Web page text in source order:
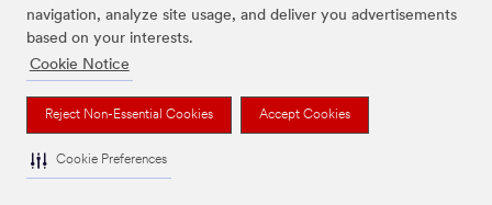
navigation, analyze site usage, and deliver you advertisements
based on your interests.
Cookie Notice
Reject Non-Essential Cookies Accept Cookies
Cookie Preferences